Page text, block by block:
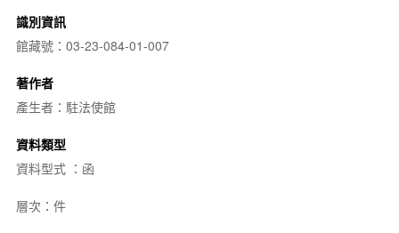
識別資訊
館藏號：03-23-084-01-007
著作者
產生者：駐法使館
資料類型
資料型式 ：函
層次：件